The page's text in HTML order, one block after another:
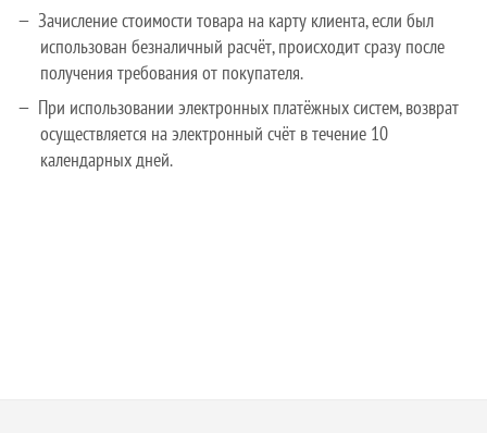
Зачисление стоимости товара на карту клиента, если был
использован безналичный расчёт, происходит сразу после
получения требования от покупателя.
При использовании электронных платёжных систем, возврат
осуществляется на электронный счёт в течение 10
календарных дней.